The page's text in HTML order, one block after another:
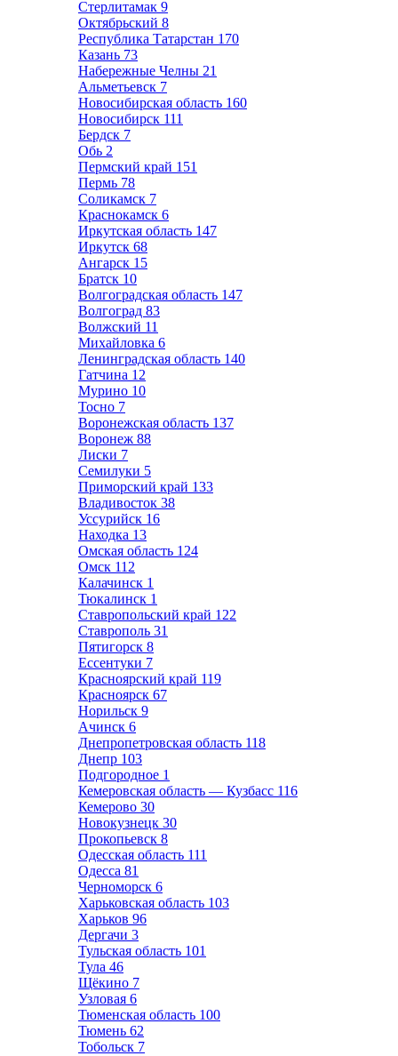
Стерлитамак 9
Октябрьский 8
Республика Татарстан 170
Казань 73
Набережные Челны 21
Альметьевск 7
Новосибирская область 160
Новосибирск 111
Бердск 7
Обь 2
Пермский край 151
Пермь 78
Соликамск 7
Краснокамск 6
Иркутская область 147
Иркутск 68
Ангарск 15
Братск 10
Волгоградская область 147
Волгоград 83
Волжский 11
Михайловка 6
Ленинградская область 140
Гатчина 12
Мурино 10
Тосно 7
Воронежская область 137
Воронеж 88
Лиски 7
Семилуки 5
Приморский край 133
Владивосток 38
Уссурийск 16
Находка 13
Омская область 124
Омск 112
Калачинск 1
Тюкалинск 1
Ставропольский край 122
Ставрополь 31
Пятигорск 8
Ессентуки 7
Красноярский край 119
Красноярск 67
Норильск 9
Ачинск 6
Днепропетровская область 118
Днепр 103
Подгородное 1
Кемеровская область — Кузбасс 116
Кемерово 30
Новокузнецк 30
Прокопьевск 8
Одесская область 111
Одесса 81
Черноморск 6
Харьковская область 103
Харьков 96
Дергачи 3
Тульская область 101
Тула 46
Щёкино 7
Узловая 6
Тюменская область 100
Тюмень 62
Тобольск 7